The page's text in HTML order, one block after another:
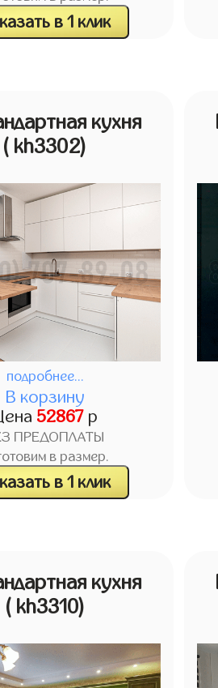
в 1 клик
кухня
( kh3302)
подробнее...
В корзину
52867р
ПРЕДОПЛАТЫ
в размер.
в 1 клик
кухня
( kh3310)